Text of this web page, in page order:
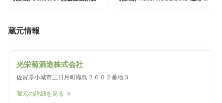
蔵元情報
光栄菊酒造株式会社
佐賀県小城市三日月町織島２６０２番地３
蔵元の詳細を見る →